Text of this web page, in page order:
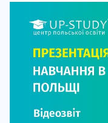
По последний годы
университетами
стипендий в